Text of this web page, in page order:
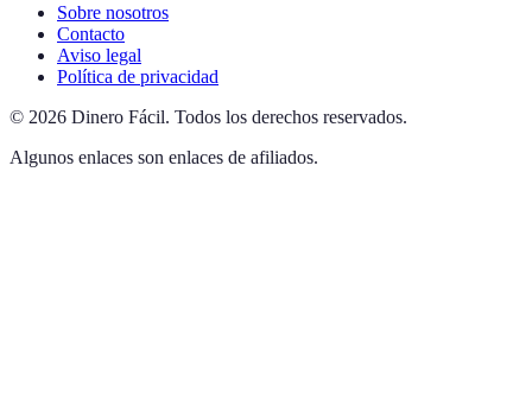
Sobre nosotros
Contacto
Aviso legal
Política de privacidad
© 2026 Dinero Fácil. Todos los derechos reservados.
Algunos enlaces son enlaces de afiliados.